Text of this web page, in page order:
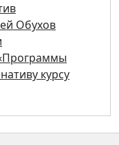
Обухов
курсу